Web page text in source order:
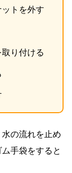
トを外す
り付ける
の流れを止め
手袋をすると